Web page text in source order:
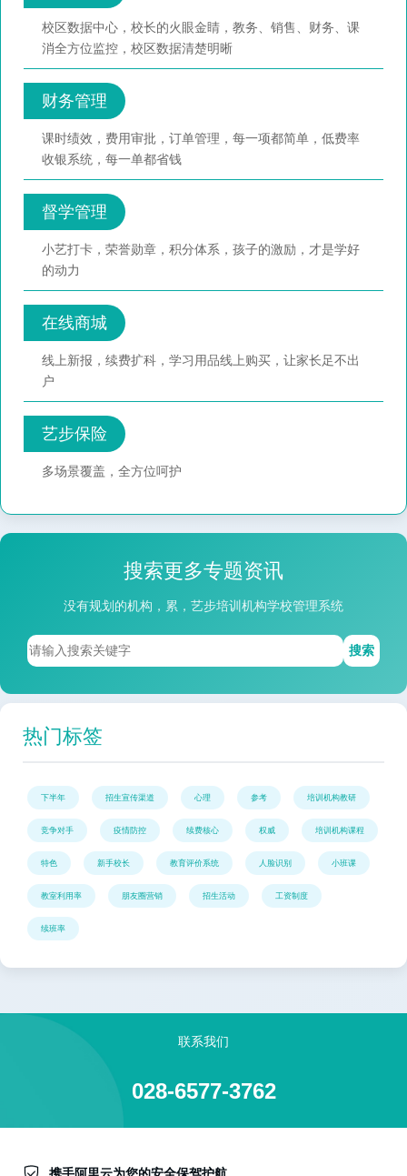
校区数据中心，校长的火眼金睛，教务、销售、财务、课
消全方位监控，校区数据清楚明晰
财务管理
课时绩效，费用审批，订单管理，每一项都简单，低费率
收银系统，每一单都省钱
督学管理
小艺打卡，荣誉勋章，积分体系，孩子的激励，才是学好
的动力
在线商城
线上新报，续费扩科，学习用品线上购买，让家长足不出
户
艺步保险
多场景覆盖，全方位呵护
搜索更多专题资讯
没有规划的机构，累，艺步培训机构学校管理系统
搜索
热门标签
下半年 招生宣传渠道 心理 参考 培训机构教研
竞争对手 疫情防控 续费核心 权威 培训机构课程
特色 新手校长 教育评价系统 人脸识别 小班课
教室利用率 朋友圈营销 招生活动 工资制度
续班率
联系我们
028-6577-3762
携手阿里云为您的安全保驾护航